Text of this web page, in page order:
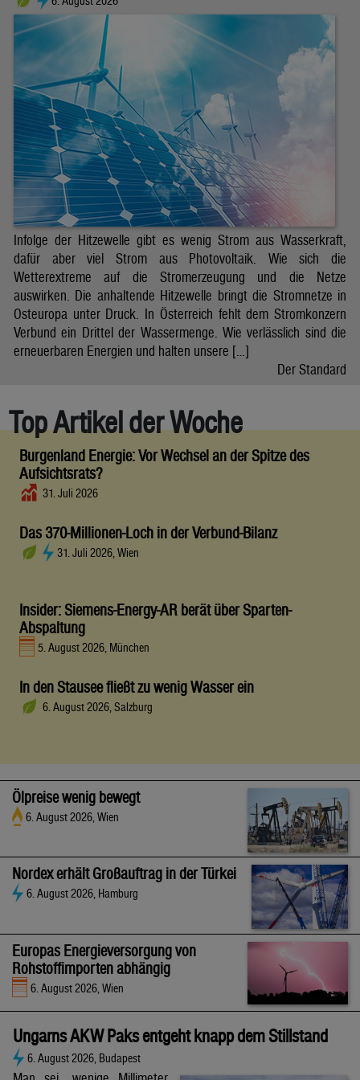
Infolge der Hitzewelle gibt es wenig Strom aus Wasserkraft,
dafür aber viel Strom aus Photovoltaik. Wie sich die
Wetterextreme auf die Stromerzeugung und die Netze
auswirken. Die anhaltende Hitzewelle bringt die Stromnetze in
Osteuropa unter Druck. In Österreich fehlt dem Stromkonzern
Verbund ein Drittel der Wassermenge. Wie verlässlich sind die
erneuerbaren Energien und halten unsere […]
Der Standard
Top Artikel der Woche
Burgenland Energie: Vor Wechsel an der Spitze des
Aufsichtsrats?
31. Juli 2026
Das 370-Millionen-Loch in der Verbund-Bilanz
31. Juli 2026, Wien
Insider: Siemens-Energy-AR berät über Sparten-
Abspaltung
5. August 2026, München
In den Stausee fließt zu wenig Wasser ein
6. August 2026, Salzburg
Ölpreise wenig bewegt
6. August 2026, Wien
Nordex erhält Großauftrag in der Türkei
6. August 2026, Hamburg
Europas Energieversorgung von
Rohstoffimporten abhängig
6. August 2026, Wien
Ungarns AKW Paks entgeht knapp dem Stillstand
6. August 2026, Budapest